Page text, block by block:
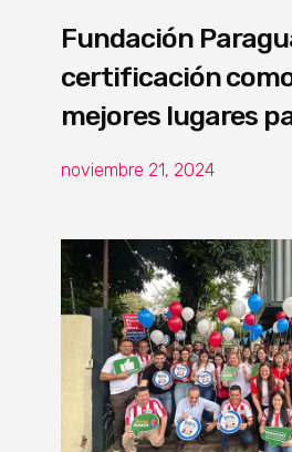
Fundación
certificación
mejores lugares
noviembre 21, 2024